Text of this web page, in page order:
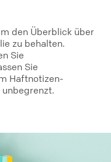
den Überblick über
zu behalten.
Sie
Sie
Haftnotizen-